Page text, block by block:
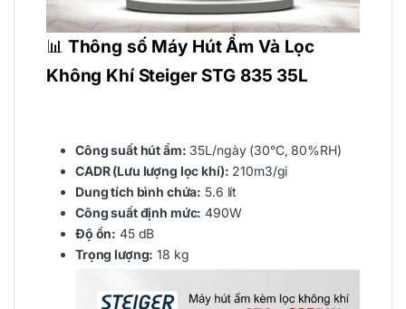
📊 Thông số Máy Hút Ẩm Và Lọc
Không Khí Steiger STG 835 35L
Công suất hút ẩm: 35L/ngày (30°C, 80%RH)
CADR (Lưu lượng lọc khí): 210m3/gi
Dung tích bình chứa: 5.6 lít
Công suất định mức: 490W
Độ ồn: 45 dB
Trọng lượng: 18 kg